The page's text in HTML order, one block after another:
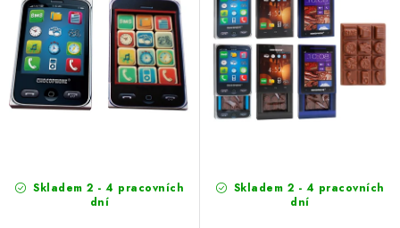
u
k
t
ů
d
u
k
t
ů
Skladem 2 - 4 pracovních
dní
Skladem 2 - 4 pracovních
dní